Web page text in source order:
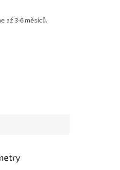
až 3-6 měsíců.